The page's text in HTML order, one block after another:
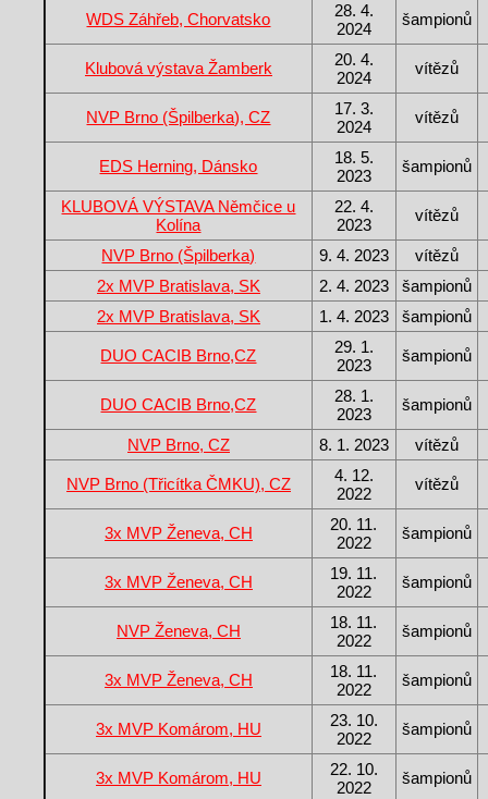
WDS Záhřeb, Chorvatsko
28. 4.
2024
šampionů
Klubová výstava Žamberk
20. 4.
2024
vítězů
NVP Brno (Špilberka), CZ
17. 3.
2024
vítězů
EDS Herning, Dánsko
18. 5.
2023
šampionů
KLUBOVÁ VÝSTAVA Němčice u
Kolína
22. 4.
2023
vítězů
NVP Brno (Špilberka) 9. 4. 2023
vítězů
2x MVP Bratislava, SK
2. 4. 2023
šampionů
2x MVP Bratislava, SK
1. 4. 2023 šampionů
DUO CACIB Brno,CZ
29. 1.
2023
šampionů
DUO CACIB Brno,CZ
28. 1.
2023
šampionů
NVP Brno, CZ 8. 1. 2023 vítězů
NVP Brno (Třicítka ČMKU), CZ
4. 12.
2022
vítězů
3x MVP Ženeva, CH
20. 11.
2022
šampionů
3x MVP Ženeva, CH
19. 11.
2022
šampionů
NVP Ženeva, CH
18. 11.
2022
šampionů
3x MVP Ženeva, CH
18. 11.
2022
šampionů
3x MVP Komárom, HU
23. 10.
2022
šampionů
3x MVP Komárom, HU
22. 10.
2022
šampionů